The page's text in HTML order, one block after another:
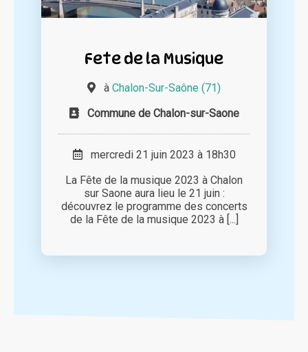
Fete de la Musique
à Chalon-Sur-Saône (71)
Commune de Chalon-sur-Saone
mercredi 21 juin 2023 à 18h30
La Fête de la musique 2023 à Chalon
sur Saone aura lieu le 21 juin :
découvrez le programme des concerts
de la Fête de la musique 2023 à [...]